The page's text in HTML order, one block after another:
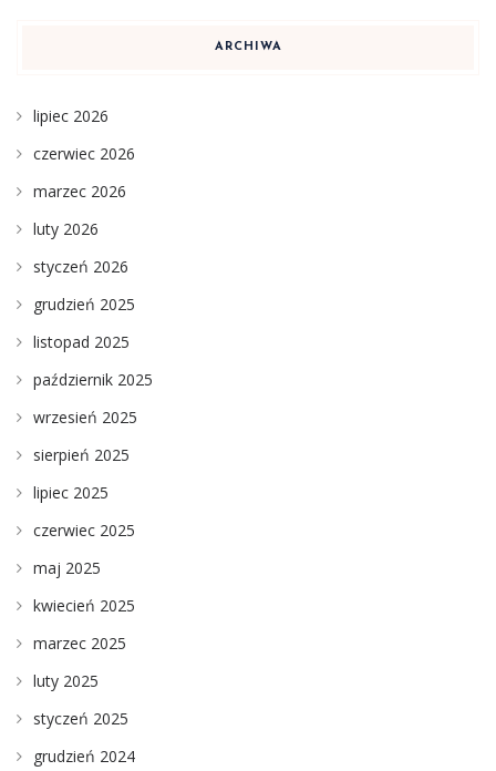
ARCHIWA
lipiec 2026
czerwiec 2026
marzec 2026
luty 2026
styczeń 2026
grudzień 2025
listopad 2025
październik 2025
wrzesień 2025
sierpień 2025
lipiec 2025
czerwiec 2025
maj 2025
kwiecień 2025
marzec 2025
luty 2025
styczeń 2025
grudzień 2024